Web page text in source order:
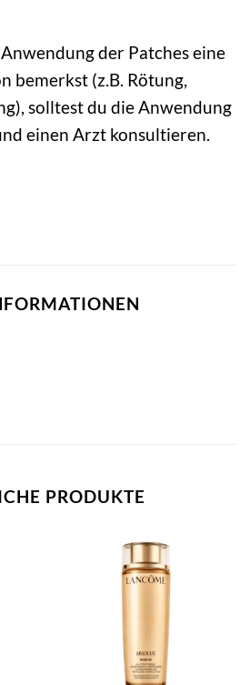
der Patches eine
bemerkst (z.B. Rötung,
solltest du die Anwendung
einen Arzt konsultieren.
PRODUKTE